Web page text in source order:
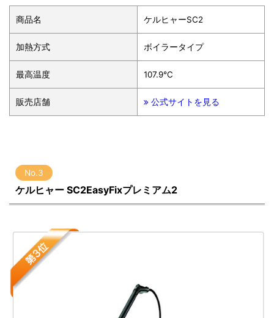
商品名 ケルヒャーSC2
加熱方式 ボイラータイプ
最高温度 107.9℃
販売店舗 公式サイトを見る
No.3
ケルヒャー SC2EasyFixプレミアム2